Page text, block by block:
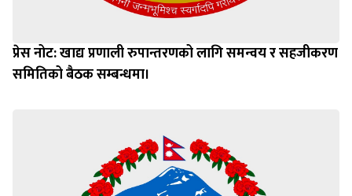
प्रेस नोट: खाद्य प्रणाली रुपान्तरणको लागि समन्वय र सहजीकरण
समितिको बैठक सम्बन्धमा।